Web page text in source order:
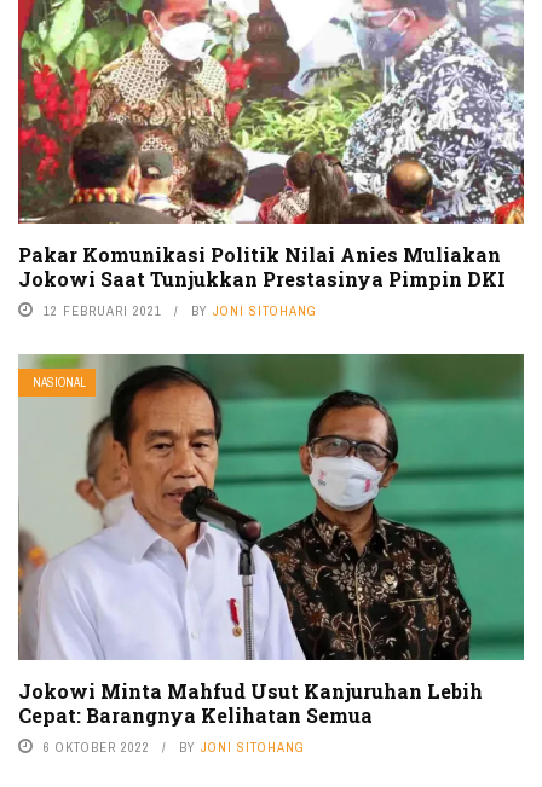
Pakar Komunikasi Politik Nilai Anies Muliakan
Jokowi Saat Tunjukkan Prestasinya Pimpin DKI
12 FEBRUARI 2021 BY JONI SITOHANG
NASIONAL
Jokowi Minta Mahfud Usut Kanjuruhan Lebih
Cepat: Barangnya Kelihatan Semua
6 OKTOBER 2022 BY JONI SITOHANG